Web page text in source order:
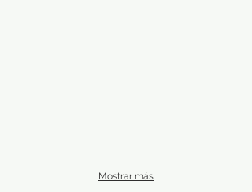
Mostrar más